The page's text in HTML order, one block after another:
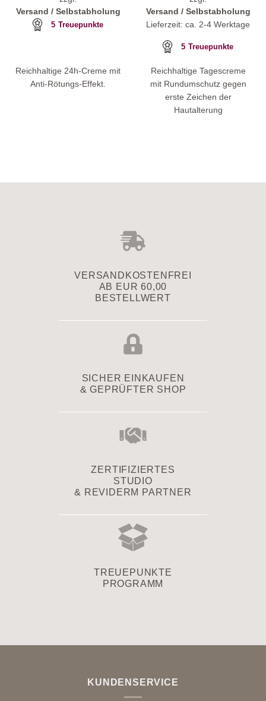
Versand / Selbstabholung
5 Treuepunkte
Reichhaltige 24h-Creme mit
Anti-Rötungs-Effekt.
Versand / Selbstabholung
Lieferzeit: ca. 2-4 Werktage
5 Treuepunkte
Reichhaltige Tagescreme
mit Rundumschutz gegen
erste Zeichen der
Hautalterung
VERSAND­KOSTENFREI
AB EUR 60,00
BESTELLWERT
SICHER EINKAUFEN
& GEPRÜFTER SHOP
ZERTIFIZIERTES
STUDIO
& REVIDERM PARTNER
TREUEPUNKTE
PROGRAMM
KUNDENSERVICE